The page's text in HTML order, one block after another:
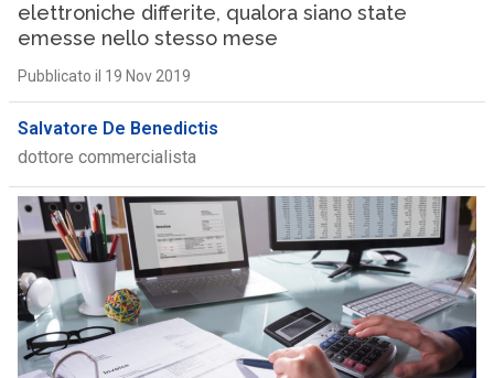
elettroniche differite, qualora siano state
emesse nello stesso mese
Pubblicato il 19 Nov 2019
Salvatore De Benedictis
dottore commercialista